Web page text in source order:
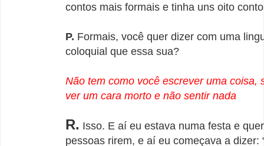
contos mais formais e tinha uns oito
P. Formais, você quer dizer com uma
coloquial que essa sua?
Não tem como você escrever uma coisa,
ver um cara morto e não sentir nada
R. Isso. E aí eu estava numa festa e
pessoas rirem, e aí eu começava a dizer: